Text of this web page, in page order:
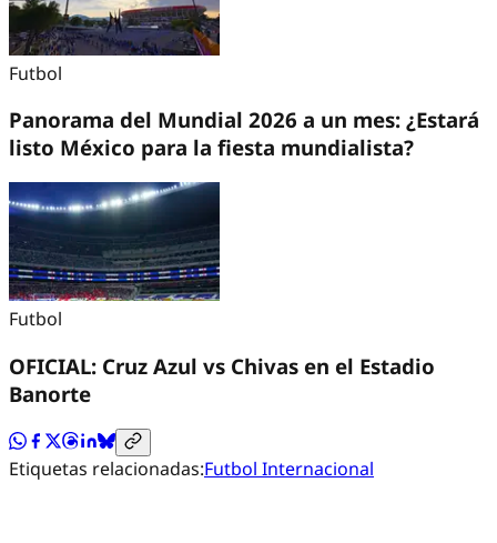
Futbol
Panorama del Mundial 2026 a un mes: ¿Estará
listo México para la fiesta mundialista?
Futbol
OFICIAL: Cruz Azul vs Chivas en el Estadio
Banorte
Etiquetas relacionadas:Futbol Internacional